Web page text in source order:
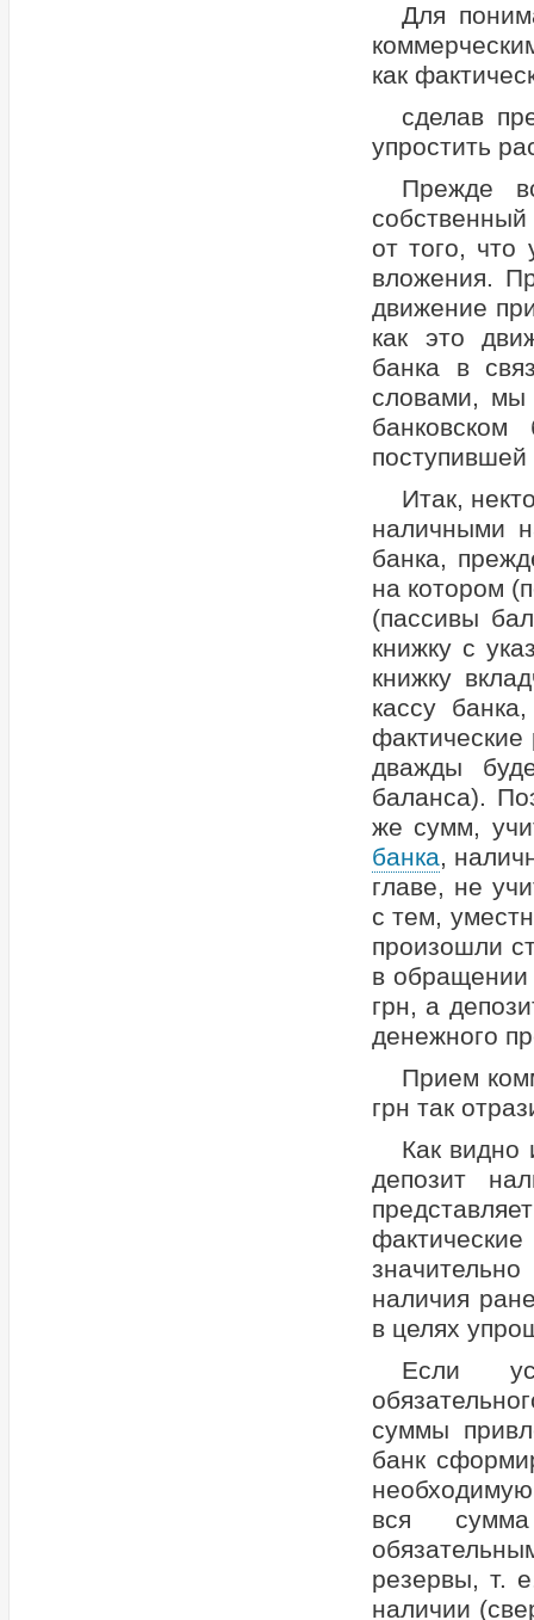
Для
как
сделав
упростить
Прежде
от того, что
вложения.
движение
как это
банка в
словами, мы
поступившей
Итак,
наличными
банка,
на котором
(пассивы
книжку с
книжку
кассу
дважды
баланса).
же сумм,
банка,
главе, не
с тем,
произошли
в обращении
грн, а
денежного
Прием
грн так
Как видно
депозит
наличия
в целях
Если
суммы
банк
вся
резервы, т.
наличии